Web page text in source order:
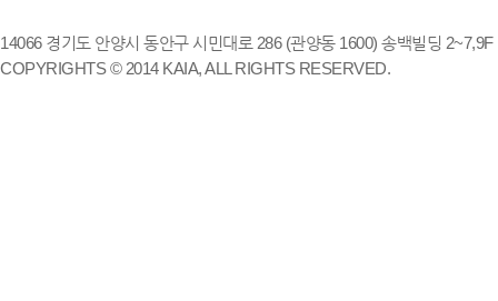
14066 경기도 안양시 동안구 시민대로 286 (관양동 1600) 송백빌딩
COPYRIGHTS © 2014 KAIA, ALL RIGHTS RESERVED.